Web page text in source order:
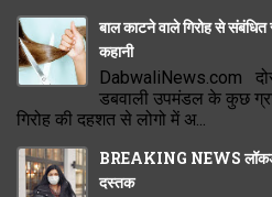
बाल काटने वाले गिरोह से
कहानी
DabwaliNews.com
डबवाली उपमंडल के कुछ
गिरोह की दहशत से लोगो में अ...
BREAKING NEWS
दस्तक